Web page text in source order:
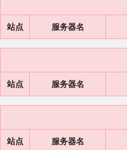
站点 服务器名
站点 服务器名
站点 服务器名